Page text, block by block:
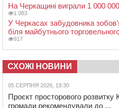
На Черкащині виграли 1 000
1 083
У Черкасах забудовника
біля майбутнього
917
СХОЖІ НОВИНИ
05 СЕРПНЯ 2026, 19:30
Проєкт просторового розвитку
громади рекомендували до ...